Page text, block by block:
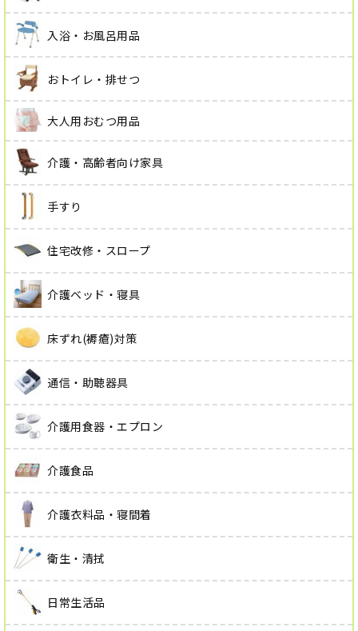
入浴・お風呂用品
おトイレ・排せつ
大人用おむつ用品
介護・高齢者向け家具
手すり
住宅改修・スロープ
介護ベッド・寝具
床ずれ(褥瘡)対策
通信・助聴器具
介護用食器・エプロン
介護食品
介護衣料品・寝間着
衛生・清拭
日常生活品